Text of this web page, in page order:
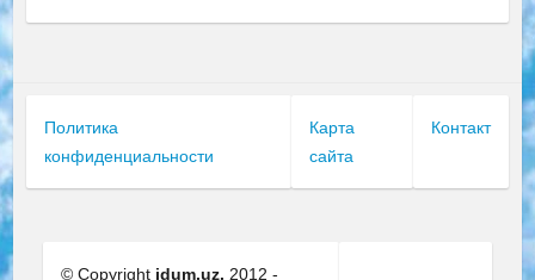
Политика
конфиденциальности
Карта
сайта
Контакт
© Copyright idum.uz. 2012 -